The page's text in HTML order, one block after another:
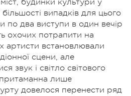
будинки культури у
випадків для цього
по два виступи в один вечір
охочих потрапити на
артисти встановлювали
сцени, але
звук і світло світового
лише
довелося перенести ряд